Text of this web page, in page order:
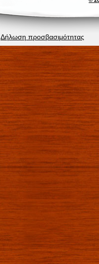
Δήλωση προσβασιμότητας